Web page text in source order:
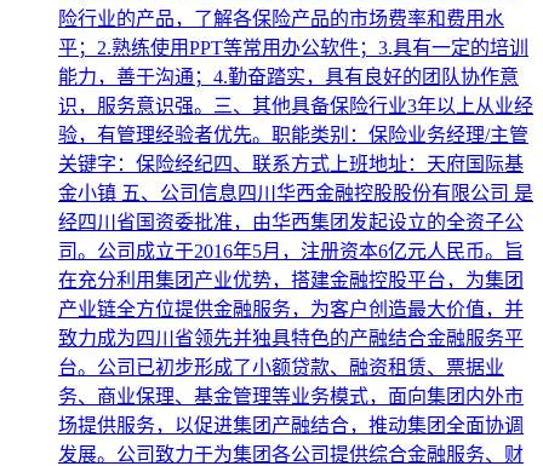
险行业的产品，了解各保险产品的市场费率和费用水
平；2.熟练使用PPT等常用办公软件；3.具有一定的培训
能力，善于沟通；4.勤奋踏实，具有良好的团队协作意
识，服务意识强。三、其他具备保险行业3年以上从业经
验，有管理经验者优先。职能类别：保险业务经理/主管
关键字：保险经纪四、联系方式上班地址：天府国际基
金小镇 五、公司信息四川华西金融控股股份有限公司 是
经四川省国资委批准，由华西集团发起设立的全资子公
司。公司成立于2016年5月，注册资本6亿元人民币。旨
在充分利用集团产业优势，搭建金融控股平台，为集团
产业链全方位提供金融服务，为客户创造最大价值，并
致力成为四川省领先并独具特色的产融结合金融服务平
台。公司已初步形成了小额贷款、融资租赁、票据业
务、商业保理、基金管理等业务模式，面向集团内外市
场提供服务，以促进集团产融结合，推动集团全面协调
发展。公司致力于为集团各公司提供综合金融服务、财